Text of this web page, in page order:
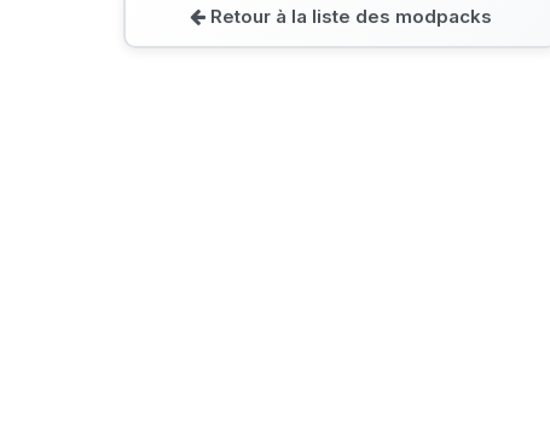
Retour à la liste des modpacks